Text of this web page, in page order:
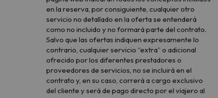
en la reserva, por consiguiente, cualquier otro
servicio no detallado en la oferta se entenderá
como no incluido y no formará parte del contrato.
Salvo que las ofertas indiquen expresamente lo
contrario, cualquier servicio “extra” o adicional
ofrecido por los diferentes prestadores o
proveedores de servicios, no se incluirá en el
contrato y, en su caso, correrá a cargo exclusivo
del cliente y será de pago directo por el viajero al